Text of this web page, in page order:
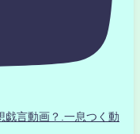
言動画？.一息つく動